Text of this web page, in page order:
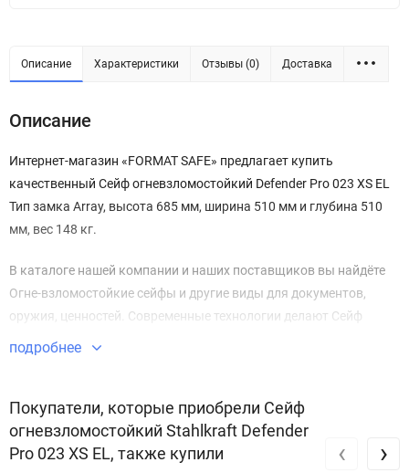
Описание Характеристики Отзывы (0) Доставка
Описание
Интернет-магазин «FORMAT SAFE» предлагает купить
качественный Сейф огневзломостойкий Defender Pro 023 XS EL
Тип замка Array, высота 685 мм, ширина 510 мм и глубина 510
мм, вес 148 кг.
В каталоге нашей компании и наших поставщиков вы найдёте
Огне-взломостойкие сейфы и другие виды для документов,
оружия, ценностей. Современные технологии делают Сейф
огневзломостойкий Defender Pro 023 XS EL безупречным в плане
Звоните по телефону +7 495 220 33 01
подробнее
Покупатели, которые приобрели Сейф
огневзломостойкий Stahlkraft Defender
Pro 023 XS EL, также купили
‹ ›